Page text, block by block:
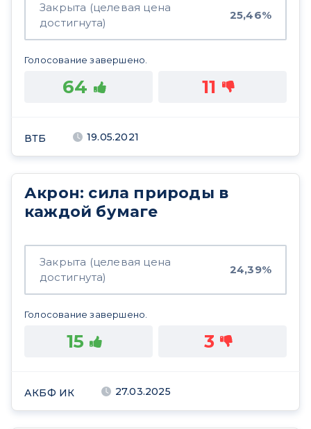
Закрыта (целевая цена
достигнута)
25,46%
Голосование завершено.
64 11
ВТБ 19.05.2021
Акрон: сила природы в
каждой бумаге
Закрыта (целевая цена
достигнута)
24,39%
Голосование завершено.
15 3
АКБФ ИК 27.03.2025